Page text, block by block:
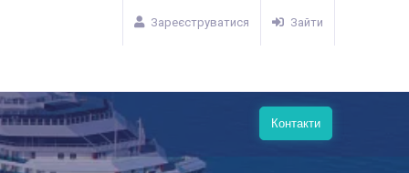
Зареєструватися Зайти
Контакти